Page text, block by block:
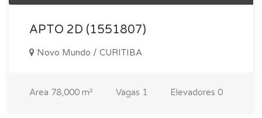
APTO 2D (1551807)
Novo Mundo / CURITIBA
Area 78,000 m² Vagas 1 Elevadores 0